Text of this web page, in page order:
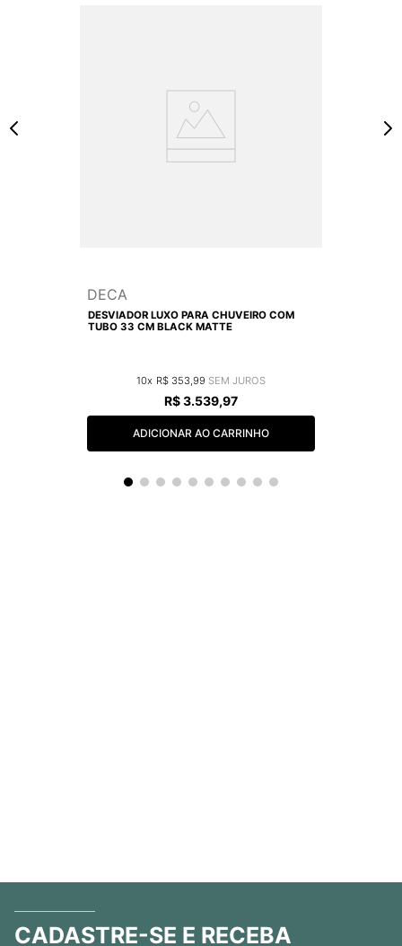
DECA
DESVIADOR LUXO PARA CHUVEIRO COM
TUBO 33 CM BLACK MATTE
10 R$ 353 99
R$3.539,97
ADICIONAR AO CARRINHO
CADASTRE-SE E RECEBA